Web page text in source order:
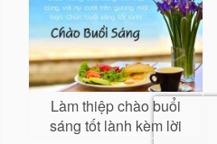
Làm thiệp chào buổi
sáng tốt lành kèm lời